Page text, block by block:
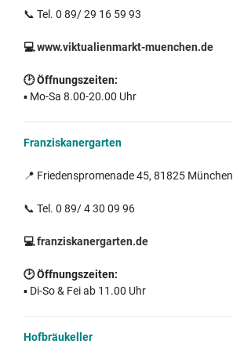
📞 Tel. 0 89/ 29 16 59 93
💻www.viktualienmarkt-muenchen.de
🕑Öffnungszeiten:
▪️ Mo-Sa 8.00-20.00 Uhr
Franziskanergarten
📍 Friedenspromenade 45, 81825 München
📞 Tel. 0 89/ 4 30 09 96
💻franziskanergarten.de
🕑Öffnungszeiten:
▪️ Di-So & Fei ab 11.00 Uhr
Hofbräukeller